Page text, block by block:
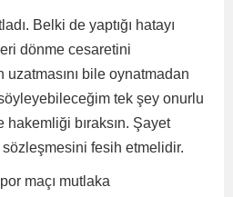
Belki de yaptığı hatayı
dönme cesaretini
bile oynatmadan
tek şey onurlu
hakemliği bıraksın. Şayet
fesih etmelidir.
maçı mutlaka